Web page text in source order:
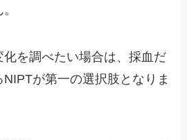
を調べたい場合は、採血だ
が第一の選択肢となりま